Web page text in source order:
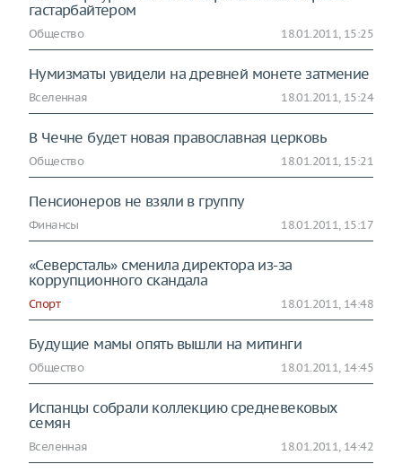
гастарбайтером
Общество 18.01.2011, 15:25
Нумизматы увидели на древней монете затмение
Вселенная 18.01.2011, 15:24
В Чечне будет новая православная церковь
Общество 18.01.2011, 15:21
Пенсионеров не взяли в группу
Финансы 18.01.2011, 15:17
«Северсталь» сменила директора из-за
коррупционного скандала
Спорт 18.01.2011, 14:48
Будущие мамы опять вышли на митинги
Общество 18.01.2011, 14:45
Испанцы собрали коллекцию средневековых
семян
Вселенная 18.01.2011, 14:42